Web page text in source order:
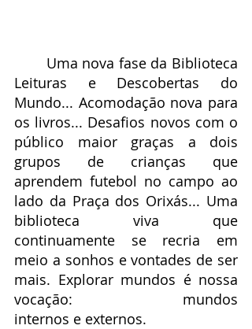
Leituras e Descobertas do
Mundo... Acomodação nova para
os livros... Desafios novos com o
público maior graças a dois
grupos de crianças que
aprendem futebol no campo ao
lado da Praça dos Orixás... Uma
biblioteca viva que
continuamente se recria em
meio a sonhos e vontades de ser
mais. Explorar mundos é nossa
vocação: mundos
internos e externos.